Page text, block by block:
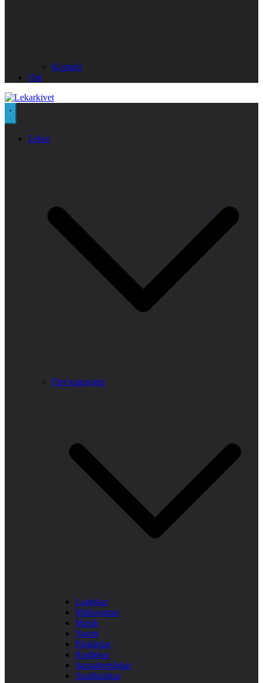
Kontakt
Om
Lekar
Fler kategorier
Laglekar
Midsommar
Musik
Namn
Påsklekar
Rastlekar
Samarbetslekar
Snabbalekar